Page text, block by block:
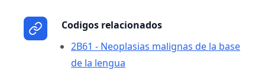
Codigos relacionados
2B61 - Neoplasias malignas de la base
de la lengua